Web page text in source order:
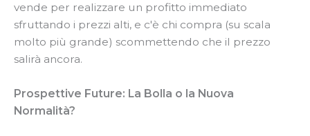
vende per realizzare un profitto immediato
sfruttando i prezzi alti, e c'è chi compra (su scala
molto più grande) scommettendo che il prezzo
salirà ancora.
Prospettive Future: La Bolla o la Nuova
Normalità?